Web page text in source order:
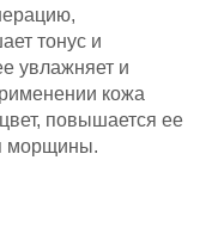
тонус и
увлажняет и
кожа
повышается ее
морщины.